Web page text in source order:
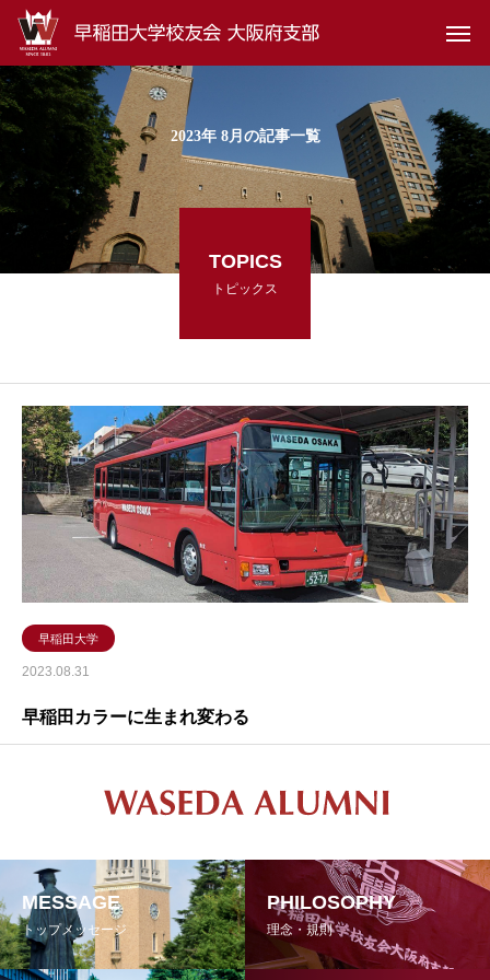
2023年 8月の記事一覧
TOPICS
トピックス
早稲田大学
2023.08.31
早稲田カラーに生まれ変わる
MESSAGE
トップメッセージ
PHILOSOPHY
理念・規則